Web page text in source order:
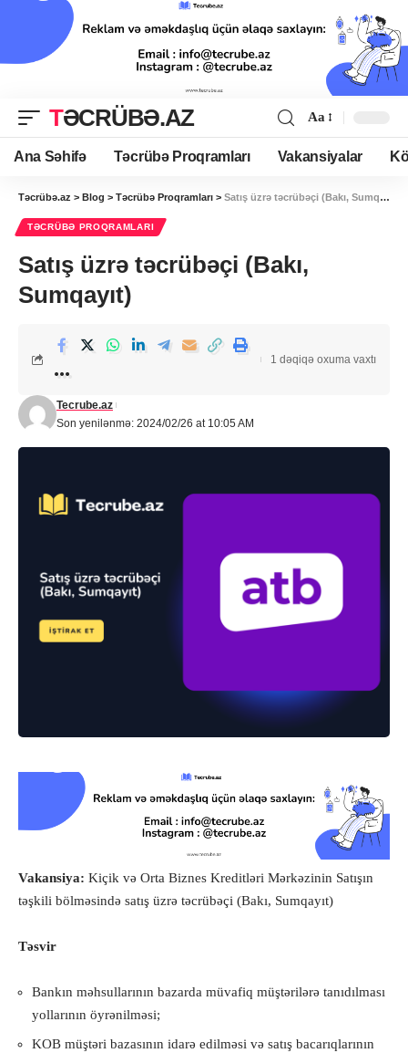
TƏCRÜBƏ.AZ Aa
Ana Səhifə Təcrübə Proqramları Vakansiyalar
Təcrübə.az > Blog > Təcrübə Proqramları > Satış üzrə təcrübəçi (Bakı, Sumqayıt)
TƏCRÜBƏ PROQRAMLARI
Satış üzrə təcrübəçi (Bakı,
Sumqayıt)
Son yenilənmə: 2024/02/26 at 10:05 AM
Tecrube.az
1 dəqiqə oxuma vaxtı
Vakansiya: Kiçik və Orta Biznes Kreditləri Mərkəzinin Satışın
təşkili bölməsində satış üzrə təcrübəçi (Bakı, Sumqayıt)
Təsvir
Bankın məhsullarının bazarda müvafiq müştərilərə tanıdılması
yollarının öyrənilməsi;
KOB müştəri bazasının idarə edilməsi və satış bacarıqlarının